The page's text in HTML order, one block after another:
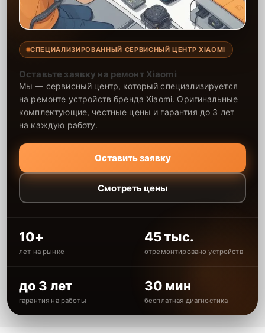
СПЕЦИАЛИЗИРОВАННЫЙ СЕРВИСНЫЙ ЦЕНТР XIAOMI
Оставьте заявку на ремонт Xiaomi
Мы — сервисный центр, который специализируется
на ремонте устройств бренда Xiaomi. Оригинальные
комплектующие, честные цены и гарантия до 3 лет
на каждую работу.
Оставить заявку
Смотреть цены
10+
лет на рынке
45 тыс.
отремонтировано устройств
до 3 лет
гарантия на работы
30 мин
бесплатная диагностика